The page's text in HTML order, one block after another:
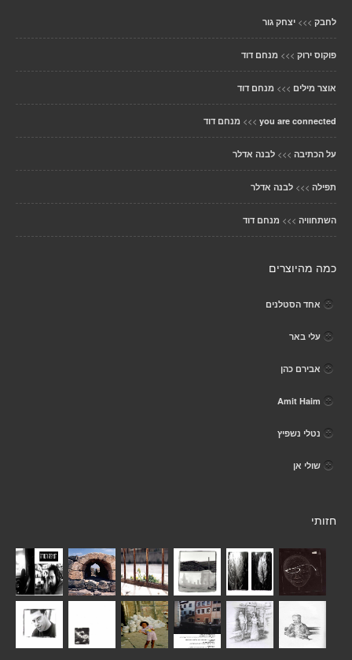
לחבק >>> יצחק גור
פוקוס ירוק >>> מנחם דוד
אוצר מילים >>> מנחם דוד
you are connected
>>> מנחם דוד
על הכתיבה >>> לבנה אדלר
תפילה >>> לבנה אדלר
השתחוויה >>> מנחם דוד
כמה מהיוצרים
אחד הסטלנים
עלי באר
אבירם כהן
Amit Haim
נטלי נשפיץ
שולי אן
חזותי